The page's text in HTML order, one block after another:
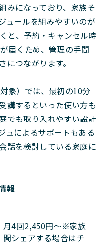
みになっており、家族そ
ュールを組みやすいのが
と、予約・キャンセル時
届くため、管理の手間
つながります。
象）では、最初の10分
講するといった使い方も
でも取り入れやすい設計
ュによるサポートもある
話を検討している家庭に
報
月4回2,450円〜※家族
間シェアする場合はチ